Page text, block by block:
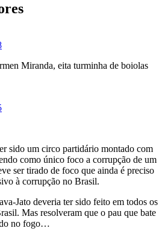
Miranda, eita turminha de boiolas
sido um circo partidário montado com
como único foco a corrupção de um
ser tirado de foco que ainda é preciso
à corrupção no Brasil.
Jato deveria ter sido feito em todos os
Mas resolveram que o pau que bate
no fogo…